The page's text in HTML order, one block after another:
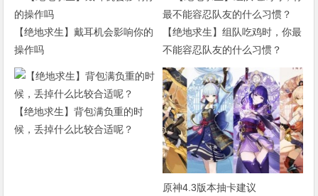
【绝地求生】戴耳机会影响你的
操作吗
【绝地求生】组队吃鸡时，你最
不能容忍队友的什么习惯？
【绝地求生】背包满负重的时
候，丢掉什么比较合适呢？
原神4.3版本抽卡建议